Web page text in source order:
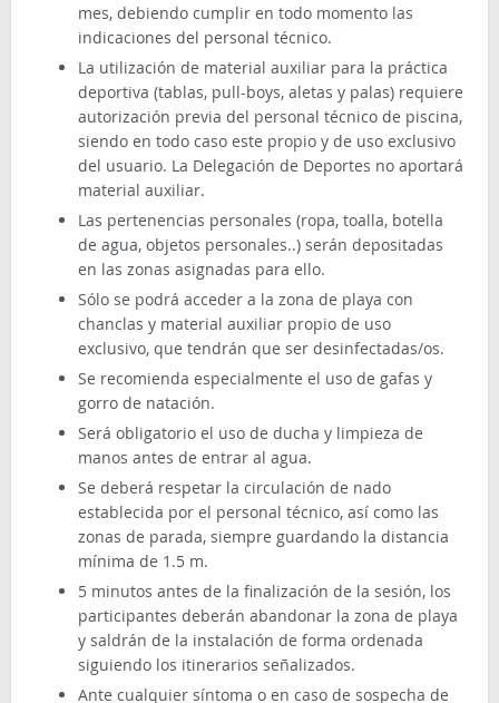
mes, debiendo cumplir en todo momento las
indicaciones del personal técnico.
La utilización de material auxiliar para la práctica
deportiva (tablas, pull-boys, aletas y palas) requiere
autorización previa del personal técnico de piscina,
siendo en todo caso este propio y de uso exclusivo
del usuario. La Delegación de Deportes no aportará
material auxiliar.
Las pertenencias personales (ropa, toalla, botella
de agua, objetos personales..) serán depositadas
en las zonas asignadas para ello.
Sólo se podrá acceder a la zona de playa con
chanclas y material auxiliar propio de uso
exclusivo, que tendrán que ser desinfectadas/os.
Se recomienda especialmente el uso de gafas y
gorro de natación.
Será obligatorio el uso de ducha y limpieza de
manos antes de entrar al agua.
Se deberá respetar la circulación de nado
establecida por el personal técnico, así como las
zonas de parada, siempre guardando la distancia
mínima de 1.5 m.
5 minutos antes de la finalización de la sesión, los
participantes deberán abandonar la zona de playa
y saldrán de la instalación de forma ordenada
siguiendo los itinerarios señalizados.
Ante cualquier síntoma o en caso de sospecha de